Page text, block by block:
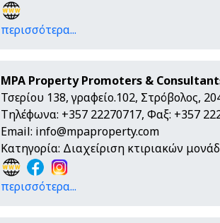
περισσότερα...
MPA Property Promoters &
Τσερίου 138, γραφείο.102, Στρόβολος,
Τηλέφωνα: +357 22270717, Φαξ: +357
Email: info@mpaproperty.com
Κατηγορία: Διαχείριση κτιριακών
περισσότερα...